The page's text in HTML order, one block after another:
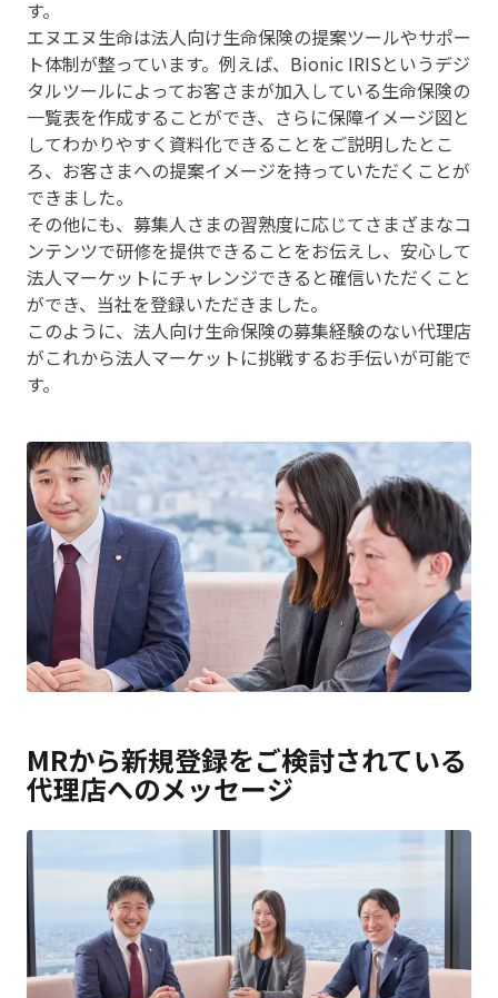
す。
エヌエヌ生命は法人向け生命保険の提案ツールやサポー
ト体制が整っています。例えば、Bionic IRISというデジ
タルツールによってお客さまが加入している生命保険の
一覧表を作成することができ、さらに保障イメージ図と
してわかりやすく資料化できることをご説明したとこ
ろ、お客さまへの提案イメージを持っていただくことが
できました。
その他にも、募集人さまの習熟度に応じてさまざまなコ
ンテンツで研修を提供できることをお伝えし、安心して
法人マーケットにチャレンジできると確信いただくこと
ができ、当社を登録いただきました。
このように、法人向け生命保険の募集経験のない代理店
がこれから法人マーケットに挑戦するお手伝いが可能で
す。
MRから新規登録をご検討されている
代理店へのメッセージ